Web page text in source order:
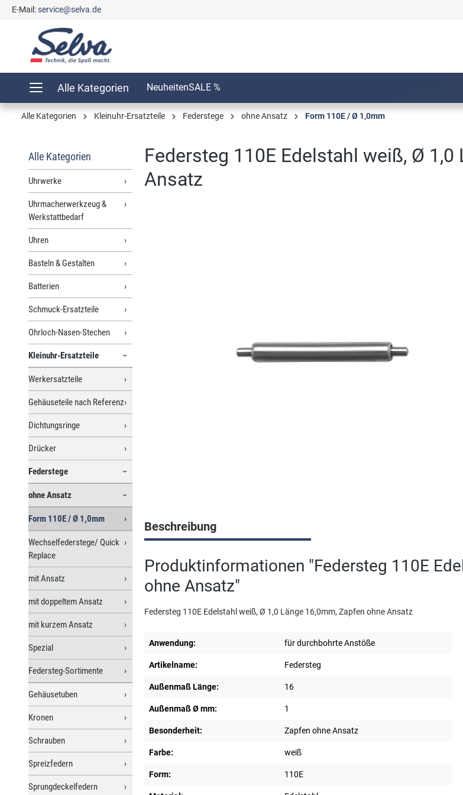
Zur Hauptnavigation springen
E-Mail:service@selva.de
Alle Kategorien NeuheitenSALE %
Alle Kategorien Kleinuhr-Ersatzteile Federstege ohne Ansatz Form 110E / Ø 1,0mm
Alle Kategorien
Uhrwerke
Uhrmacherwerkzeug &
Werkstattbedarf
Uhren
Basteln & Gestalten
Batterien
Schmuck-Ersatzteile
Ohrloch-Nasen-Stechen
Kleinuhr-Ersatzteile
Werkersatzteile
Gehäuseteile nach Referenz
Dichtungsringe
Drücker
Federstege
ohne Ansatz
Form 110E / Ø 1,0mm
Wechselfederstege/ Quick
Replace
mit Ansatz
mit doppeltem Ansatz
mit kurzem Ansatz
Spezial
Federsteg-Sortimente
Gehäusetuben
Kronen
Schrauben
Spreizfedern
Sprungdeckelfedern
Federsteg 110E Edelstahl weiß, Ø
Ansatz
Beschreibung
Produktinformationen "Federsteg 110E
ohne Ansatz"
Federsteg 110E Edelstahl weiß, Ø 1,0 Länge 16,0mm, Zapfen ohne Ansatz
Anwendung: für durchbohrte Anstöße
Artikelname: Federsteg
Außenmaß Länge: 16
Außenmaß Ø mm: 1
Besonderheit: Zapfen ohne Ansatz
Farbe: weiß
Form: 110E